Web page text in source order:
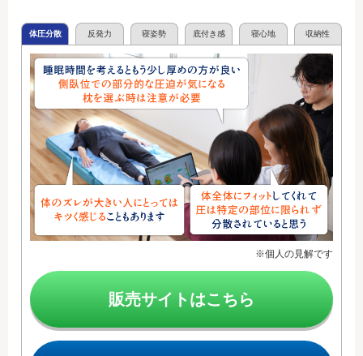
体圧分散 反発力 寝姿勢 底付き感 寝心地 収納性
※個人の見解です
販売サイトはこちら